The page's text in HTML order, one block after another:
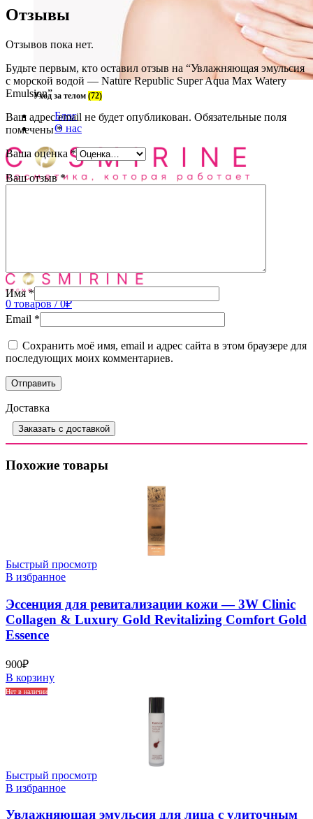
Уход за телом (72)
Блог
О нас
0 товаров / 0₽
Отзывы
Отзывов пока нет.
Будьте первым, кто оставил отзыв на “Увлажняющая эмульсия
с морской водой — Nature Republic Super Aqua Max Watery
Emulsion”
Ваш адрес email не будет опубликован. Обязательные поля
помечены*
Ваша оценка*
Ваш отзыв*
Имя*
Email *
Сохранить моё имя, email и адрес сайта в этом браузере для
последующих моих комментариев.
Доставка
Заказать с доставкой
Похожие товары
Быстрый просмотр
В избранное
Эссенция для ревитализации кожи — 3W Clinic
Collagen & Luxury Gold Revitalizing Comfort Gold
Essence
900₽
В корзину
Нет в наличии
Быстрый просмотр
В избранное
Увлажняющая эмульсия для лица с улиточным